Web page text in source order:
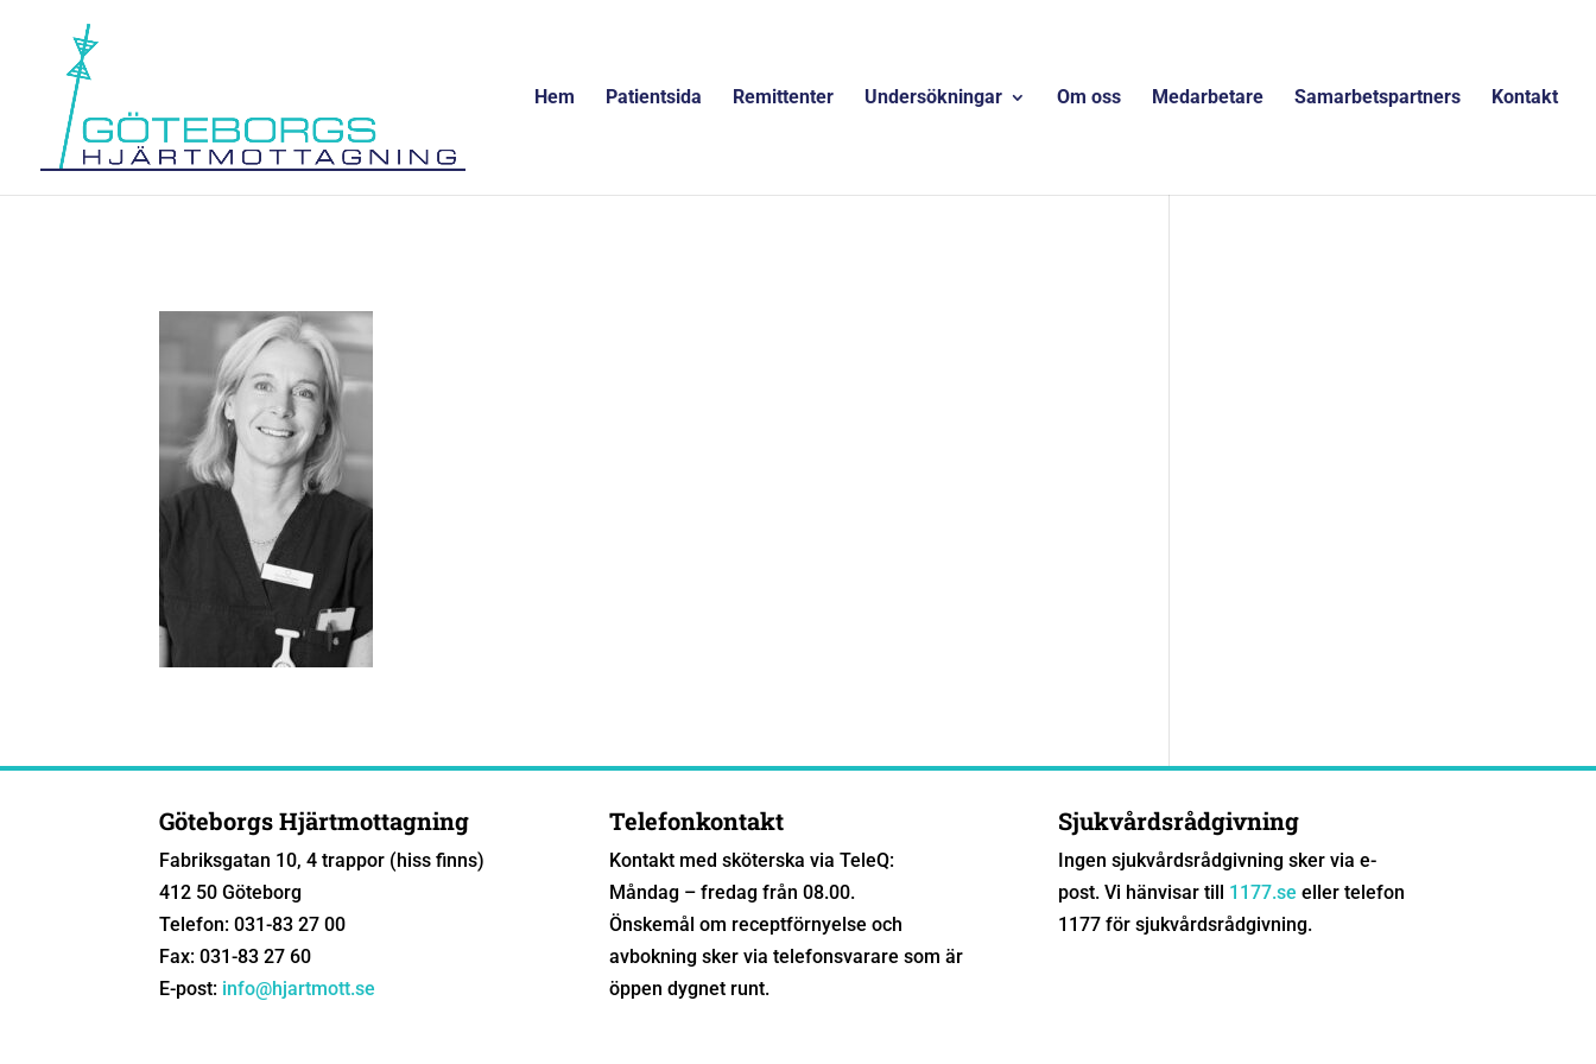
Hem Patientsida Remittenter Undersökningar Om oss Medarbetare Samarbetspartners Kontakt
Göteborgs Hjärtmottagning
Fabriksgatan 10, 4 trappor (hiss finns)
412 50 Göteborg
Telefon: 031-83 27 00
Fax: 031-83 27 60
E-post: info@hjartmott.se
Telefonkontakt
Kontakt med sköterska via TeleQ:
Måndag – fredag från 08.00.
Önskemål om receptförnyelse och
avbokning sker via telefonsvarare som är
öppen dygnet runt.
Sjukvårdsrådgivning
Ingen sjukvårdsrådgivning sker via e-
post. Vi hänvisar till 1177.se eller telefon
1177 för sjukvårdsrådgivning.